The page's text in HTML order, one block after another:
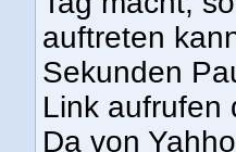
auftreten
Sekunden
Link aufrufen
Da von